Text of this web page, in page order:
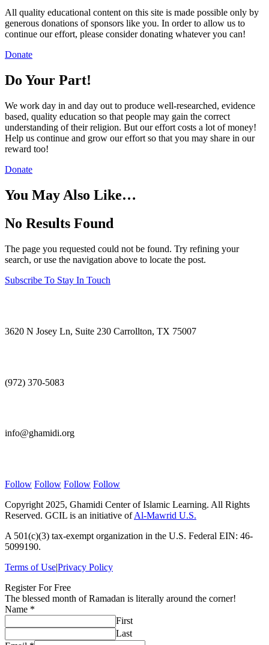
All quality educational content on this site is made possible only by
generous donations of sponsors like you. In order to allow us to
continue our effort, please consider donating whatever you can!
Donate
Do Your Part!
We work day in and day out to produce well-researched, evidence
based, quality education so that people may gain the correct
understanding of their religion. But our effort costs a lot of money!
Help us continue and grow our effort so that you may share in our
reward too!
Donate
You May Also Like…
No Results Found
The page you requested could not be found. Try refining your
search, or use the navigation above to locate the post.
Subscribe To Stay In Touch
3620 N Josey Ln, Suite 230 Carrollton, TX 75007
(972) 370-5083
info@ghamidi.org
Follow Follow Follow Follow
Copyright 2025, Ghamidi Center of Islamic Learning. All Rights
Reserved. GCIL is an initiative ofAl-Mawrid U.S.
A 501(c)(3) tax-exempt organization in the U.S. Federal EIN: 46-
5099190.
Terms of Use|Privacy Policy
Register For Free
The blessed month of Ramadan is literally around the corner!
Name
Course
Name *
First
Last